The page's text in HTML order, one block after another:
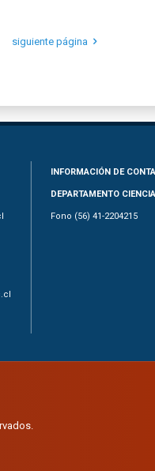
siguiente página
INFORMACIÓN DE
DEPARTAMENTO
Fono (56) 41-2204215